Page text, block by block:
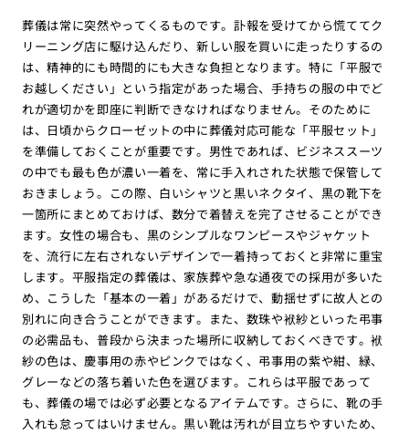
葬儀は常に突然やってくるものです。訃報を受けてから慌ててク
リーニング店に駆け込んだり、新しい服を買いに走ったりするの
は、精神的にも時間的にも大きな負担となります。特に「平服で
お越しください」という指定があった場合、手持ちの服の中でど
れが適切かを即座に判断できなければなりません。そのために
は、日頃からクローゼットの中に葬儀対応可能な「平服セット」
を準備しておくことが重要です。男性であれば、ビジネススーツ
の中でも最も色が濃い一着を、常に手入れされた状態で保管して
おきましょう。この際、白いシャツと黒いネクタイ、黒の靴下を
一箇所にまとめておけば、数分で着替えを完了させることができ
ます。女性の場合も、黒のシンプルなワンピースやジャケット
を、流行に左右されないデザインで一着持っておくと非常に重宝
します。平服指定の葬儀は、家族葬や急な通夜での採用が多いた
め、こうした「基本の一着」があるだけで、動揺せずに故人との
別れに向き合うことができます。また、数珠や袱紗といった弔事
の必需品も、普段から決まった場所に収納しておくべきです。袱
紗の色は、慶事用の赤やピンクではなく、弔事用の紫や紺、緑、
グレーなどの落ち着いた色を選びます。これらは平服であって
も、葬儀の場では必ず必要となるアイテムです。さらに、靴の手
入れも怠ってはいけません。黒い靴は汚れが目立ちやすいため、